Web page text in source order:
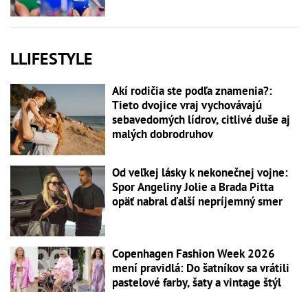
LLIFESTYLE
Akí rodičia ste podľa znamenia?:
Tieto dvojice vraj vychovávajú
sebavedomých lídrov, citlivé duše aj
malých dobrodruhov
Od veľkej lásky k nekonečnej vojne:
Spor Angeliny Jolie a Brada Pitta
opäť nabral ďalší nepríjemný smer
Copenhagen Fashion Week 2026
mení pravidlá: Do šatníkov sa vrátili
pastelové farby, šaty a vintage štýl